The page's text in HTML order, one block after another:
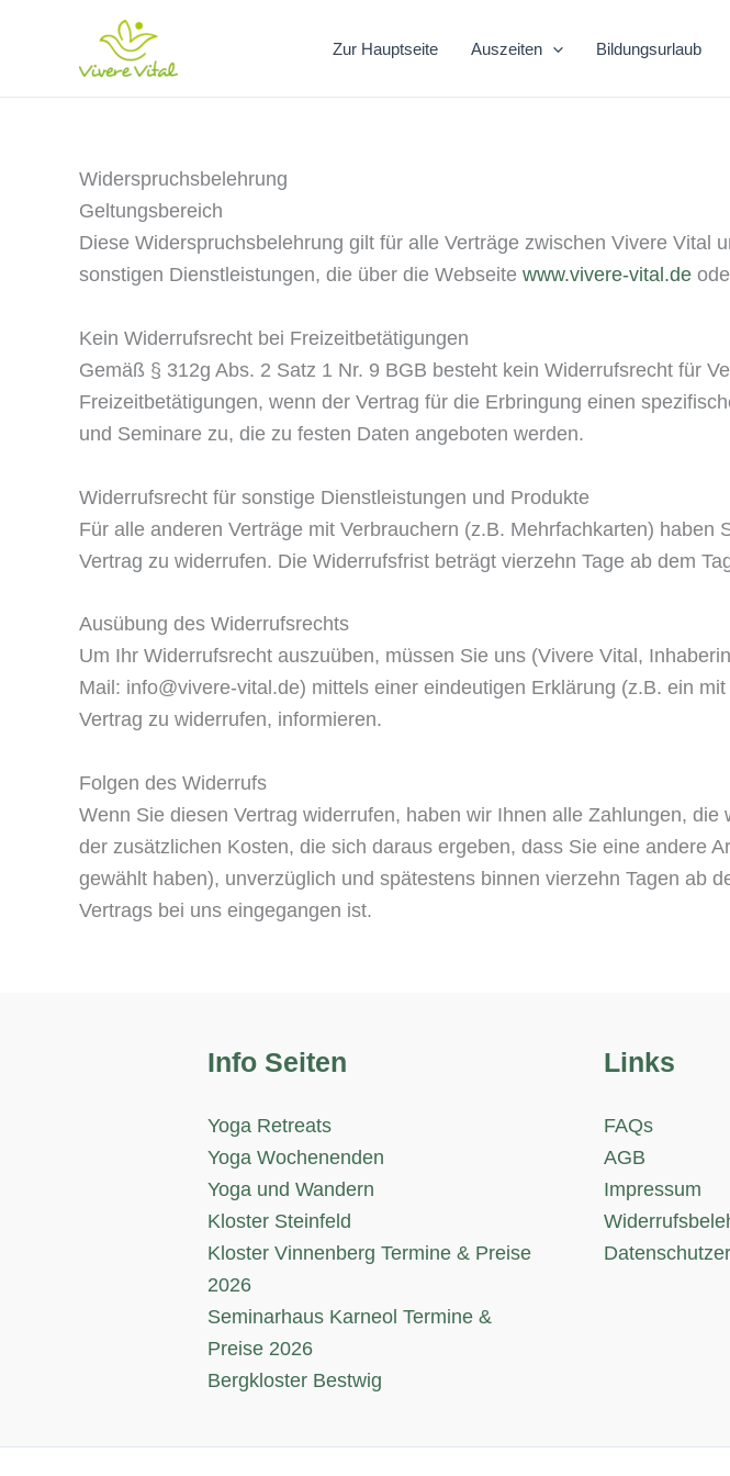
Zur Hauptseite Auszeiten Bildungsurlaub
Widerspruchsbelehrung
Geltungsbereich
Diese Widerspruchsbelehrung gilt für alle Verträge zwischen Vivere Vital
sonstigen Dienstleistungen, die über die Webseite www.vivere-vital.de
Kein Widerrufsrecht bei Freizeitbetätigungen
Gemäß § 312g Abs. 2 Satz 1 Nr. 9 BGB besteht kein Widerrufsrecht für
Freizeitbetätigungen, wenn der Vertrag für die Erbringung einen
und Seminare zu, die zu festen Daten angeboten werden.
Widerrufsrecht für sonstige Dienstleistungen und Produkte
Für alle anderen Verträge mit Verbrauchern (z.B. Mehrfachkarten)
Vertrag zu widerrufen. Die Widerrufsfrist beträgt vierzehn Tage ab dem
Ausübung des Widerrufsrechts
Um Ihr Widerrufsrecht auszuüben, müssen Sie uns (Vivere Vital,
Mail: info@vivere-vital.de) mittels einer eindeutigen Erklärung (z.B. ein
Vertrag zu widerrufen, informieren.
Folgen des Widerrufs
Wenn Sie diesen Vertrag widerrufen, haben wir Ihnen alle Zahlungen,
der zusätzlichen Kosten, die sich daraus ergeben, dass Sie eine andere
gewählt haben), unverzüglich und spätestens binnen vierzehn Tagen ab
Vertrags bei uns eingegangen ist.
Info Seiten
Yoga Retreats
Yoga Wochenenden
Yoga und Wandern
Kloster Steinfeld
Kloster Vinnenberg Termine & Preise
2026
Seminarhaus Karneol Termine &
Preise 2026
Bergkloster Bestwig
Links
FAQs
AGB
Impressum